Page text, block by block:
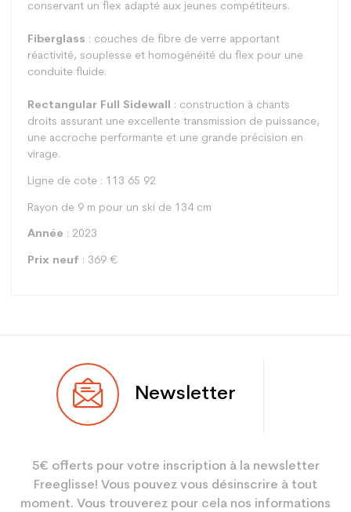
conservant un flex adapté aux jeunes compétiteurs.
Fiberglass : couches de fibre de verre apportant
réactivité, souplesse et homogénéité du flex pour une
conduite fluide.
Rectangular Full Sidewall : construction à chants
droits assurant une excellente transmission de puissance,
une accroche performante et une grande précision en
virage.
Ligne de cote : 113 65 92
Rayon de 9 m pour un ski de 134 cm
Année : 2023
Prix neuf : 369 €
Utilisateur Junior
Coloris Rouge
En achetant d'occasion : 2.1
Newsletter
5€ offerts pour votre inscription à la newsletter
Freeglisse! Vous pouvez vous désinscrire à tout
moment. Vous trouverez pour cela nos informations